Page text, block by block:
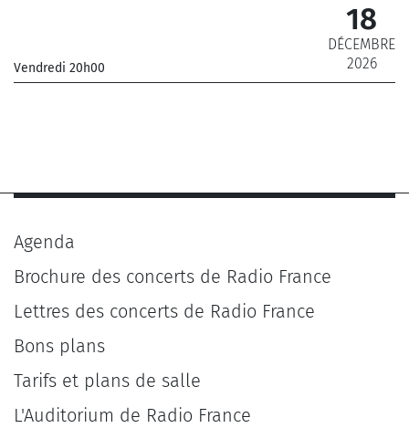
Vendredi 20h00
18
DÉCEMBRE
2026
Agenda
Brochure des concerts de Radio France
Lettres des concerts de Radio France
Bons plans
Tarifs et plans de salle
L'Auditorium de Radio France